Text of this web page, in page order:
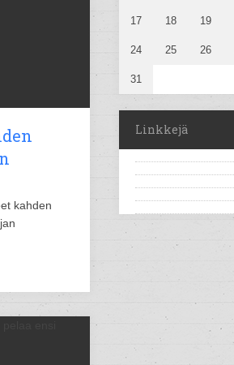
kahden
17 18 19
24 25 26
31
Linkkejä